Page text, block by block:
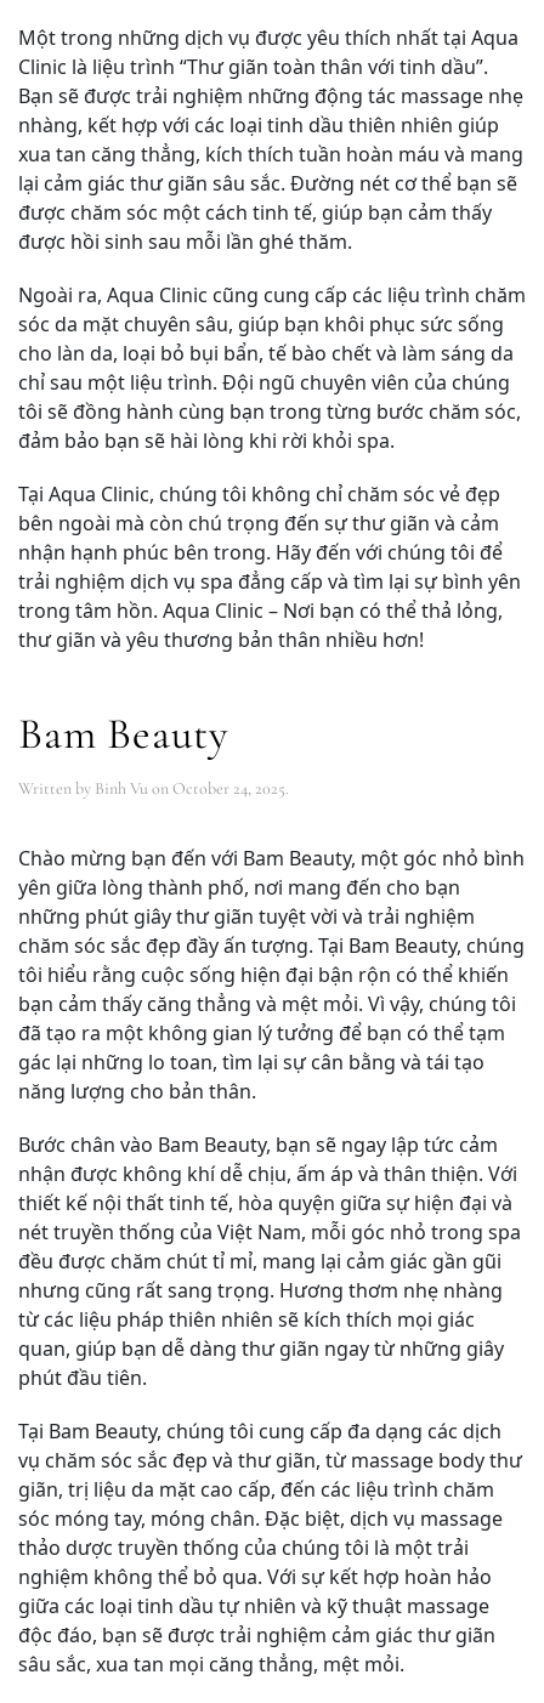
Một trong những dịch vụ được yêu thích nhất tại Aqua
Clinic là liệu trình “Thư giãn toàn thân với tinh dầu”.
Bạn sẽ được trải nghiệm những động tác massage nhẹ
nhàng, kết hợp với các loại tinh dầu thiên nhiên giúp
xua tan căng thẳng, kích thích tuần hoàn máu và mang
lại cảm giác thư giãn sâu sắc. Đường nét cơ thể bạn sẽ
được chăm sóc một cách tinh tế, giúp bạn cảm thấy
được hồi sinh sau mỗi lần ghé thăm.
Ngoài ra, Aqua Clinic cũng cung cấp các liệu trình chăm
sóc da mặt chuyên sâu, giúp bạn khôi phục sức sống
cho làn da, loại bỏ bụi bẩn, tế bào chết và làm sáng da
chỉ sau một liệu trình. Đội ngũ chuyên viên của chúng
tôi sẽ đồng hành cùng bạn trong từng bước chăm sóc,
đảm bảo bạn sẽ hài lòng khi rời khỏi spa.
Tại Aqua Clinic, chúng tôi không chỉ chăm sóc vẻ đẹp
bên ngoài mà còn chú trọng đến sự thư giãn và cảm
nhận hạnh phúc bên trong. Hãy đến với chúng tôi để
trải nghiệm dịch vụ spa đẳng cấp và tìm lại sự bình yên
trong tâm hồn. Aqua Clinic – Nơi bạn có thể thả lỏng,
thư giãn và yêu thương bản thân nhiều hơn!
Bam Beauty
Written by Binh Vu onOctober 24, 2025.
Chào mừng bạn đến với Bam Beauty, một góc nhỏ bình
yên giữa lòng thành phố, nơi mang đến cho bạn
những phút giây thư giãn tuyệt vời và trải nghiệm
chăm sóc sắc đẹp đầy ấn tượng. Tại Bam Beauty, chúng
tôi hiểu rằng cuộc sống hiện đại bận rộn có thể khiến
bạn cảm thấy căng thẳng và mệt mỏi. Vì vậy, chúng tôi
đã tạo ra một không gian lý tưởng để bạn có thể tạm
gác lại những lo toan, tìm lại sự cân bằng và tái tạo
năng lượng cho bản thân.
Bước chân vào Bam Beauty, bạn sẽ ngay lập tức cảm
nhận được không khí dễ chịu, ấm áp và thân thiện. Với
thiết kế nội thất tinh tế, hòa quyện giữa sự hiện đại và
nét truyền thống của Việt Nam, mỗi góc nhỏ trong spa
đều được chăm chút tỉ mỉ, mang lại cảm giác gần gũi
nhưng cũng rất sang trọng. Hương thơm nhẹ nhàng
từ các liệu pháp thiên nhiên sẽ kích thích mọi giác
quan, giúp bạn dễ dàng thư giãn ngay từ những giây
phút đầu tiên.
Tại Bam Beauty, chúng tôi cung cấp đa dạng các dịch
vụ chăm sóc sắc đẹp và thư giãn, từ massage body thư
giãn, trị liệu da mặt cao cấp, đến các liệu trình chăm
sóc móng tay, móng chân. Đặc biệt, dịch vụ massage
thảo dược truyền thống của chúng tôi là một trải
nghiệm không thể bỏ qua. Với sự kết hợp hoàn hảo
giữa các loại tinh dầu tự nhiên và kỹ thuật massage
độc đáo, bạn sẽ được trải nghiệm cảm giác thư giãn
sâu sắc, xua tan mọi căng thẳng, mệt mỏi.